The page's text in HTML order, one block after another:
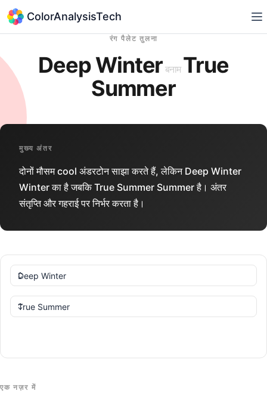
ColorAnalysisTech
रंग पैलेट तुलना
Deep Winter बनाम True
Summer
मुख्य अंतर
दोनों मौसम cool अंडरटोन साझा करते हैं, लेकिन Deep Winter
Winter का है जबकि True Summer Summer है। अंतर
संतृप्ति और गहराई पर निर्भर करता है।
एक नज़र में